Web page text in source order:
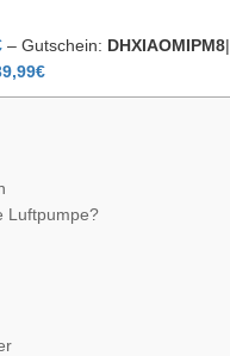
– Gutschein: DHXIAOMIPM8|
Luftpumpe?